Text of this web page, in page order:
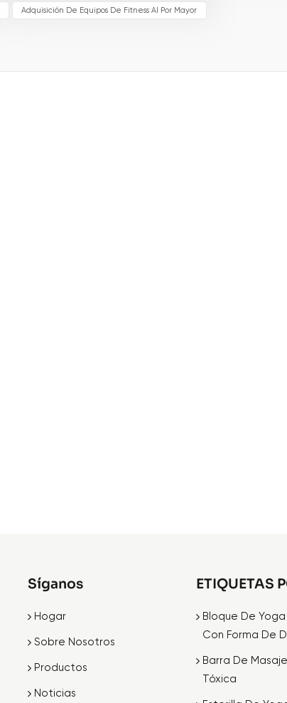
Adquisición De Equipos De Fitness Al Por Mayor
Síganos
Hogar
Sobre Nosotros
Productos
Noticias
ETIQUETAS
Bloque De
Con Forma De D
Barra De
Tóxica